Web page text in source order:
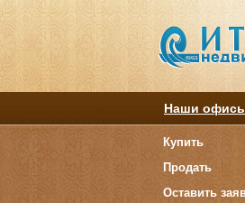
Наши
Купить
Продать
Оставить